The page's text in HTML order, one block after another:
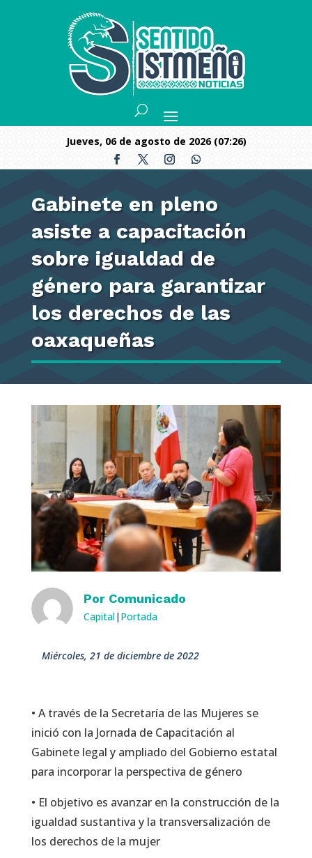
jueves, 06 de agosto de 2026 (07:26)
Gabinete en pleno
asiste a capacitación
sobre igualdad de
género para garantizar
los derechos de las
oaxaqueñas
Por Comunicado
Capital| Portada
miércoles, 21 de diciembre de 2022
• A través de la Secretaría de las Mujeres se
inició con la Jornada de Capacitación al
Gabinete legal y ampliado del Gobierno estatal
para incorporar la perspectiva de género
• El objetivo es avanzar en la construcción de la
igualdad sustantiva y la transversalización de
los derechos de la mujer